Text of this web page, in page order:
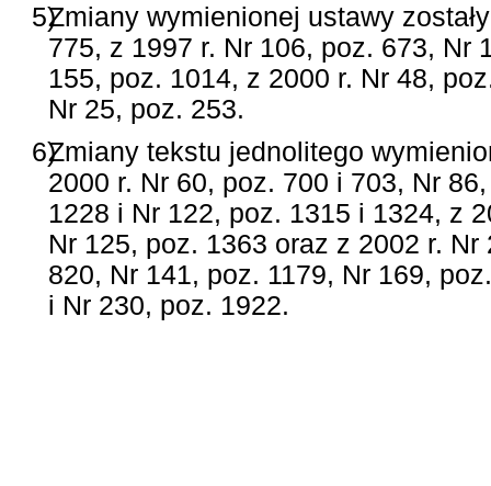
5)Zmiany wymienionej ustawy
775, z 1997 r. Nr 106, poz. 673, Nr
155, poz. 1014, z 2000 r. Nr 48,
Nr 25, poz. 253.
6)Zmiany tekstu jednolitego
2000 r. Nr 60, poz. 700 i 703, Nr
1228 i Nr 122, poz. 1315 i 1324, z
Nr 125, poz. 1363 oraz z 2002 r.
820, Nr 141, poz. 1179, Nr 169,
i Nr 230, poz. 1922.